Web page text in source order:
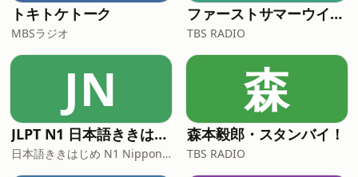
トキトケトーク
MBSラジオ
ファーストサマーウイカのとん・じん・ち！
TBS RADIO
JN
JLPT N1 日本語ききはじめ
日本語ききはじめ N1 Nippon KiKi Hajime
森
森本毅郎・スタンバイ！
TBS RADIO